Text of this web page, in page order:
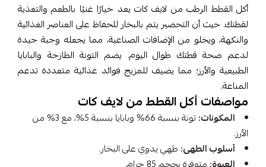
أكل القطط الرطب من لايف كات يعد خيارًا غنيًا بالطعم والتغذية
لقطتك. حيث أن التحضير يتم بالبخار للحفاظ على العناصر الغذائية
والنكهة، ويخلو من الإضافات الصناعية، مما يجعله وجبة جيدة
لدعم صحة قطتك طوال اليوم. يضم التونة الطازجة والبابايا
الطبيعية والأرز؛ مما يضيف للمزيج فوائد غذائية متعددة تدعم
المناعة.
مواصفات أكل القطط من لايف كات
المكونات:
تونة بنسبة 66% وبابايا بنسبة 5%، مع 3% من
الأرز.
أسلوب الطهى: طهي يدوي على البخار.